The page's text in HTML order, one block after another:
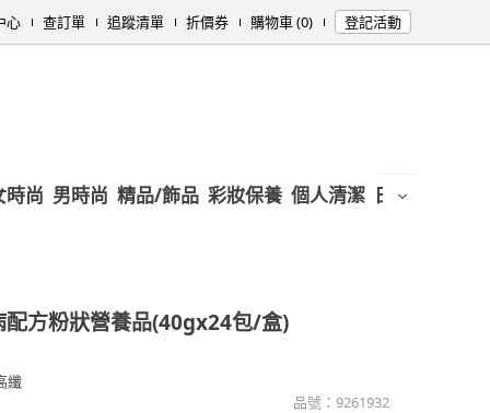
心 查訂單 追蹤清單 折價券 購物車 (0) 登記活動
時尚 男時尚 精品/飾品 彩妝保養 個人清潔 日用/紙品
配方粉狀營養品(40gx24包/盒)
纖
品號： 9261932